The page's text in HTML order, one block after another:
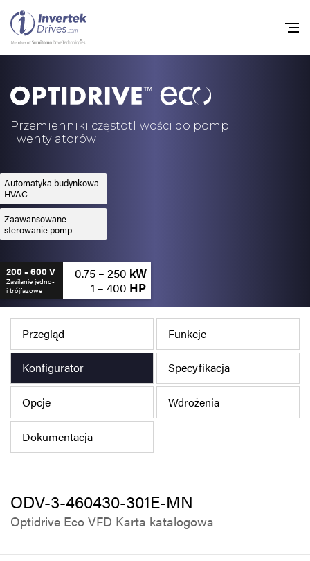
Przemienniki częstotliwości do pomp
i wentylatorów
Automatyka budynkowa
HVAC
Zaawansowane
sterowanie pomp
200 – 600 V
Zasilanie jedno-
i trójfazowe
0.75 – 250 kW
1 – 400 HP
Przegląd Funkcje
Konfigurator Specyfikacja
Opcje Wdrożenia
Dokumentacja
ODV-3-460430-301E-MN
Optidrive Eco VFD Karta katalogowa
Home
Przemienniki
Polityka prywatności
Mapa strony
iSource Rejestracja